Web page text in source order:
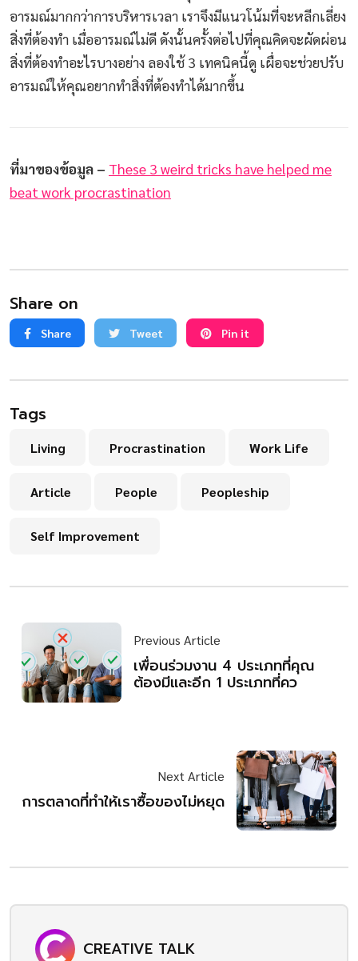
อารมณ์มากกว่าการบริหารเวลา เราจึงมีแนวโน้มที่จะหลีกเลี่ยง
สิ่งที่ต้องทำ เมื่ออารมณ์ไม่ดี ดังนั้นครั้งต่อไปที่คุณคิดจะผัดผ่อน
สิ่งที่ต้องทำอะไรบางอย่าง ลองใช้ 3 เทคนิคนี้ดู เผื่อจะช่วยปรับ
อารมณ์ให้คุณอยากทำสิ่งที่ต้องทำได้มากขึ้น
ที่มาของข้อมูล – These 3 weird tricks have helped me
beat work procrastination
Share on
Share Tweet Pin it
Tags
Living Procrastination Work Life
Article People Peopleship
Self Improvement
Previous Article
เพื่อนร่วมงาน 4 ประเภทที่คุณ
ต้องมีและอีก 1 ประเภทที่คว
Next Article
การตลาดที่ทำให้เราซื้อของไม่หยุด
CREATIVE TALK